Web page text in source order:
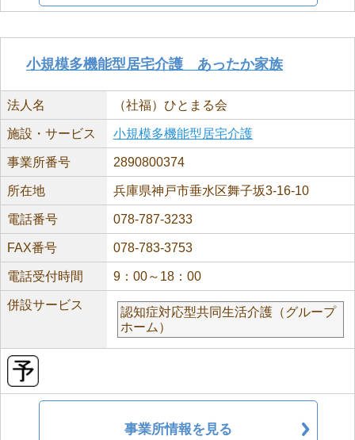
小規模多機能型居宅介護 あったか家族
法人名 （社福）ひとまる会
施設・サービス 小規模多機能型居宅介護
事業所番号 2890800374
所在地 兵庫県神戸市垂水区舞子坂3-16-10
電話番号 078-787-3233
FAX番号 078-783-3753
電話受付時間 9：00～18：00
併設サービス
認知症対応型共同生活介護（グループ
ホーム）
事業所情報を見る